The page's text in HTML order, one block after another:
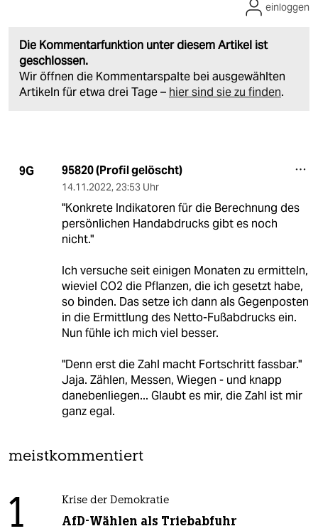
Die Kommentarfunktion unter diesem Artikel ist
geschlossen.
Wir öffnen die Kommentarspalte bei ausgewählten
Artikeln für etwa drei Tage – hier sind sie zu finden.
einloggen
9G 95820 (Profil gelöscht)
14.11.2022, 23:53 Uhr
"Konkrete Indikatoren für die Berechnung des
persönlichen Handabdrucks gibt es noch
nicht."
Ich versuche seit einigen Monaten zu ermitteln,
wieviel CO2 die Pflanzen, die ich gesetzt habe,
so binden. Das setze ich dann als Gegenposten
in die Ermittlung des Netto-Fußabdrucks ein.
Nun fühle ich mich viel besser.
"Denn erst die Zahl macht Fortschritt fassbar."
Jaja. Zählen, Messen, Wiegen - und knapp
danebenliegen... Glaubt es mir, die Zahl ist mir
ganz egal.
meistkommentiert
1 Krise der Demokratie
AfD-Wählen als Triebabfuhr